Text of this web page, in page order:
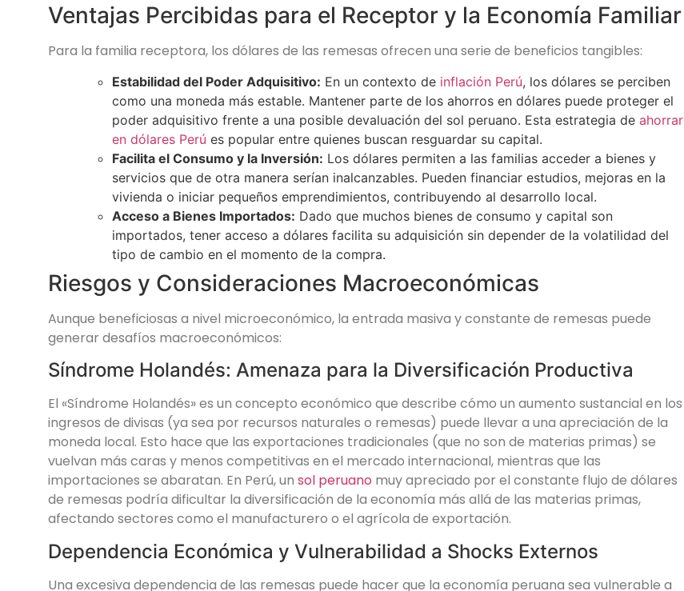
Ventajas Percibidas para el Receptor y la Economía Familiar
Para la familia receptora, los dólares de las remesas ofrecen una serie de beneficios tangibles:
Estabilidad del Poder Adquisitivo: En un contexto de inflación Perú, los dólares se perciben
como una moneda más estable. Mantener parte de los ahorros en dólares puede proteger el
poder adquisitivo frente a una posible devaluación del sol peruano. Esta estrategia de ahorrar
en dólares Perú es popular entre quienes buscan resguardar su capital.
Facilita el Consumo y la Inversión: Los dólares permiten a las familias acceder a bienes y
servicios que de otra manera serían inalcanzables. Pueden financiar estudios, mejoras en la
vivienda o iniciar pequeños emprendimientos, contribuyendo al desarrollo local.
Acceso a Bienes Importados: Dado que muchos bienes de consumo y capital son
importados, tener acceso a dólares facilita su adquisición sin depender de la volatilidad del
tipo de cambio en el momento de la compra.
Riesgos y Consideraciones Macroeconómicas
Aunque beneficiosas a nivel microeconómico, la entrada masiva y constante de remesas puede
generar desafíos macroeconómicos:
Síndrome Holandés: Amenaza para la Diversificación Productiva
El «Síndrome Holandés» es un concepto económico que describe cómo un aumento sustancial en los
ingresos de divisas (ya sea por recursos naturales o remesas) puede llevar a una apreciación de la
moneda local. Esto hace que las exportaciones tradicionales (que no son de materias primas) se
vuelvan más caras y menos competitivas en el mercado internacional, mientras que las
importaciones se abaratan. En Perú, un sol peruano muy apreciado por el constante flujo de dólares
de remesas podría dificultar la diversificación de la economía más allá de las materias primas,
afectando sectores como el manufacturero o el agrícola de exportación.
Dependencia Económica y Vulnerabilidad a Shocks Externos
Una excesiva dependencia de las remesas puede hacer que la economía peruana sea vulnerable a